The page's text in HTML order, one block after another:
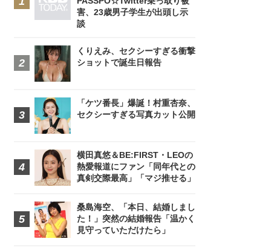
害、23歳男子学生が出頭し示
談
くりえみ、セクシーすぎる衝撃
ショットで誕生日報告
「ケツ番長」爆誕！村重杏奈、
セクシーすぎる写真カット公開
横田真悠＆BE:FIRST・LEOの
熱愛報道にファン「同年代との
真剣交際最高」「マジ推せる」
桑島海空、「本日、結婚しまし
た！」突然の結婚報告「温かく
見守っていただけたら」